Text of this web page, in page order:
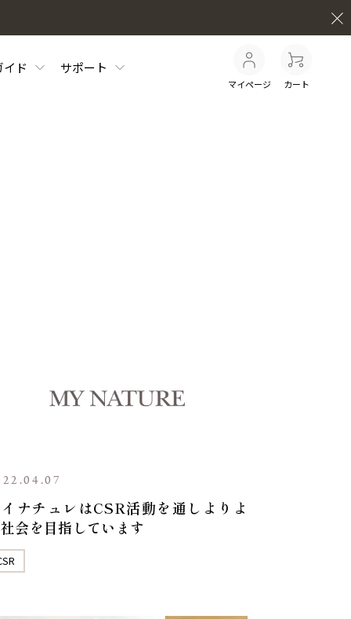
ド サポート
マイページ カート
ナチュレはCSR活動を通しよりよ
会を目指しています